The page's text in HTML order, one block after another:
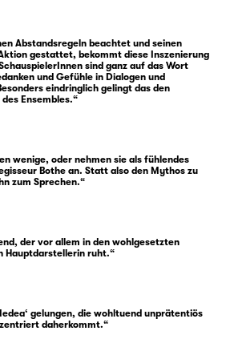
Für Jason hat sie
will man sie, durch
und Entzug ihrer Rechte,
besser noch zur
In die Ecke gedrängt,
konfrontiert uns mit
– auch über 2.400 Jahre
ist sich ihrer grausamen Tat
sie. Sie formuliert sie. Sie
letztlich irrationalem
die das Private
gegen gesellschaftliche
Strukturen angeht, durch
Abstandsregeln beachtet und seinen
gestattet, bekommt diese Inszenierung
sind ganz auf das Wort
und Gefühle in Dialogen und
eindringlich gelingt das den
Ensembles.“
wenige, oder nehmen sie als fühlendes
Bothe an. Statt also den Mythos zu
zum Sprechen.“
der vor allem in den wohlgesetzten
Hauptdarstellerin ruht.“
gelungen, die wohltuend unprätentiös
daherkommt.“